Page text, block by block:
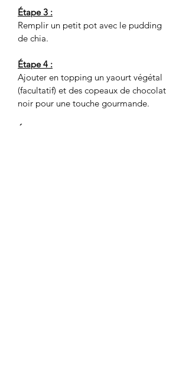
Étape 3 :
Remplir un petit pot avec le pudding
de chia.
Étape 4 :
Ajouter en topping un yaourt végétal
(facultatif) et des copeaux de chocolat
noir pour une touche gourmande.
Étape 5 :